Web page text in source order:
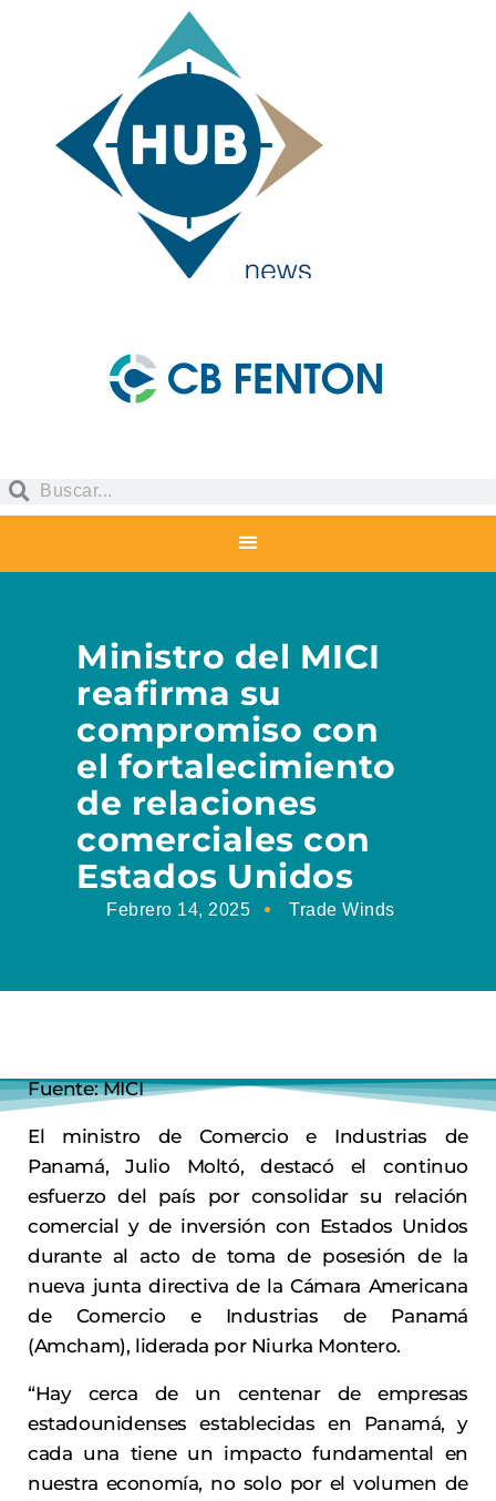
Ministro del MICI
reafirma su
compromiso con
el fortalecimiento
de relaciones
comerciales con
Estados Unidos
Febrero 14, 2025 Trade Winds
Fuente: MICI
El ministro de Comercio e Industrias de
Panamá, Julio Moltó, destacó el continuo
esfuerzo del país por consolidar su relación
comercial y de inversión con Estados Unidos
durante al acto de toma de posesión de la
nueva junta directiva de la Cámara Americana
de Comercio e Industrias de Panamá
(Amcham), liderada por Niurka Montero.
“Hay cerca de un centenar de empresas
estadounidenses establecidas en Panamá, y
cada una tiene un impacto fundamental en
nuestra economía, no solo por el volumen de